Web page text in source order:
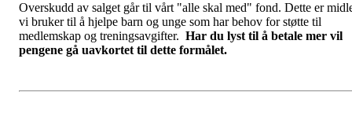
Overskudd av salget går til vårt "alle skal med" fond. Dette er
vi bruker til å hjelpe barn og unge som har behov for støtte til
medlemskap og treningsavgifter. Har du lyst til å betale mer vil
pengene gå uavkortet til dette formålet.